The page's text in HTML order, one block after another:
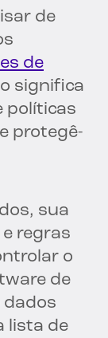
de
de
significa
políticas
protegê-
sua
regras
o
de
dados
lista de